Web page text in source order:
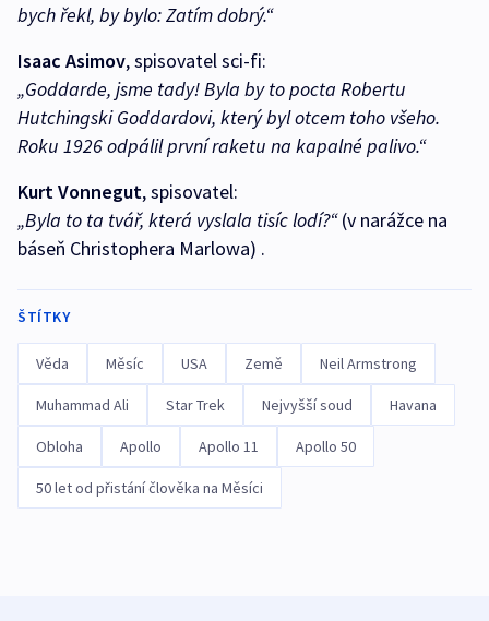
bych řekl, by bylo: Zatím dobrý.“
Isaac Asimov, spisovatel sci-fi:
„Goddarde, jsme tady! Byla by to pocta Robertu
Hutchingski Goddardovi, který byl otcem toho všeho.
Roku 1926 odpálil první raketu na kapalné palivo.“
Kurt Vonnegut, spisovatel:
„Byla to ta tvář, která vyslala tisíc lodí?“(v narážce na
báseň Christophera Marlowa) .
ŠTÍTKY
Věda Měsíc USA Země Neil Armstrong
Muhammad Ali Star Trek Nejvyšší soud Havana
Obloha Apollo Apollo 11 Apollo 50
50 let od přistání člověka na Měsíci